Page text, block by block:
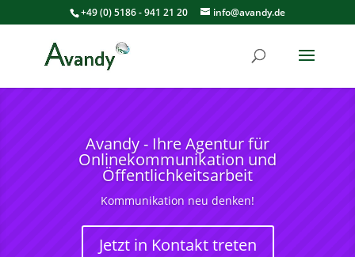
+49 (0) 5186 - 941 21 20 info@avandy.de
Avandy - Ihre Agentur für
Onlinekommunikation und
Öffentlichkeitsarbeit
Kommunikation neu denken!
Jetzt in Kontakt treten